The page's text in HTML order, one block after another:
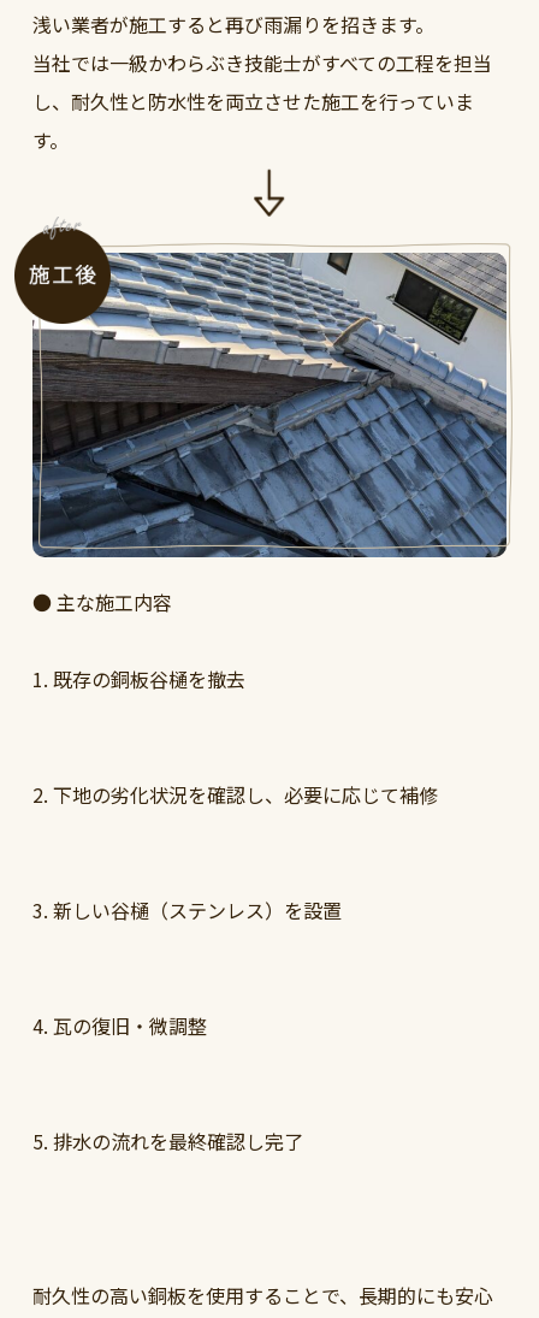
浅い業者が施工すると再び雨漏りを招きます。
当社では一級かわらぶき技能士がすべての工程を担当
し、耐久性と防水性を両立させた施工を行っていま
す。
● 主な施工内容
1. 既存の銅板谷樋を撤去
2. 下地の劣化状況を確認し、必要に応じて補修
3. 新しい谷樋（ステンレス）を設置
4. 瓦の復旧・微調整
5. 排水の流れを最終確認し完了
耐久性の高い銅板を使用することで、長期的にも安心